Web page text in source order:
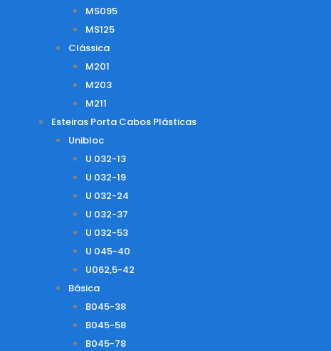
MS095
MS125
Clássica
M201
M203
M211
Esteiras Porta Cabos Plásticas
Unibloc
U 032-13
U 032-19
U 032-24
U 032-37
U 032-53
U 045-40
U062,5-42
Básica
B045-38
B045-58
B045-78